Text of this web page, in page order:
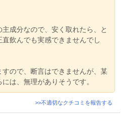
成分なので、安く取れたら、と
飲んでも実感できませんでし
ので、断言はできませんが、某
は、無理がありそうです。
>>不適切なクチコミを報告する